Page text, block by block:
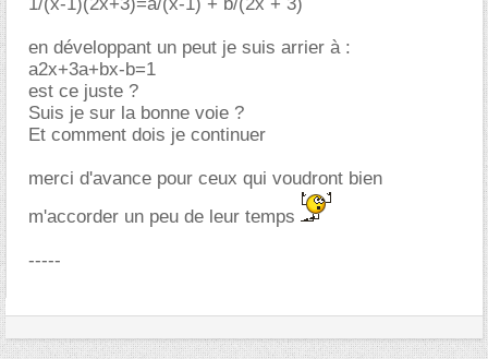
en développant un peut je suis arrier à :
a2x+3a+bx-b=1
est ce juste ?
Suis je sur la bonne voie ?
Et comment dois je continuer
merci d'avance pour ceux qui voudront bien
m'accorder un peu de leur temps
-----